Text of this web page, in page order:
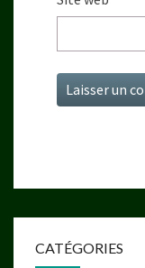
CATÉGORIES